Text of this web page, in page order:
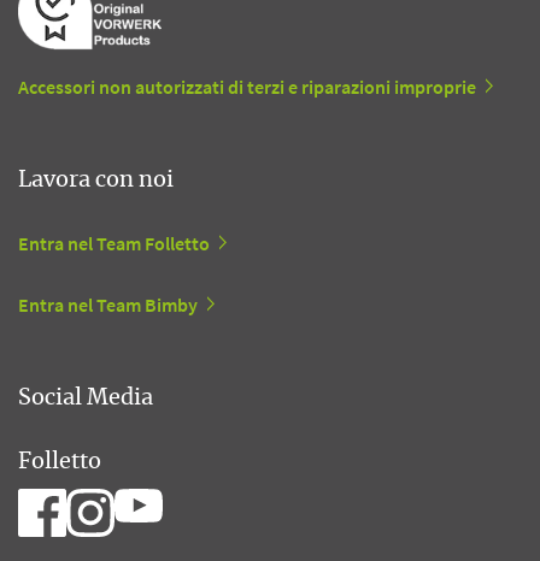
Accessori non autorizzati di terzi e riparazioni improprie
Lavora con noi
Entra nel Team Folletto
Entra nel Team Bimby
Social Media
Folletto